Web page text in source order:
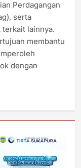
Perdagangan
serta
terkait lainnya.
membantu
dengan